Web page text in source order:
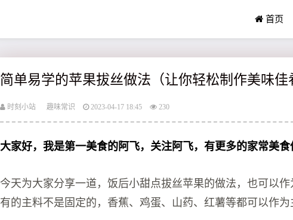
首页
简单易学的苹果拔丝做法（让你轻松制作美味佳
时刻小站 趣味常识 2023-04-17 18:45 230
大家好，我是第一美食的阿飞，关注阿飞，有更多的家常美食
今天为大家分享一道，饭后小甜点拔丝苹果的做法，也可以
有的主料不是固定的，香蕉、鸡蛋、山药、红薯等都可以作为